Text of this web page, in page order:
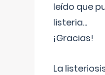
leído que
listeria...
¡Gracias!
La